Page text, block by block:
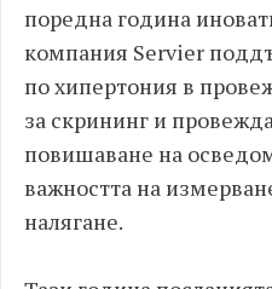
поредна година
компания Servier
по хипертония в
за скрининг и
повишаване на
важността на
налягане.